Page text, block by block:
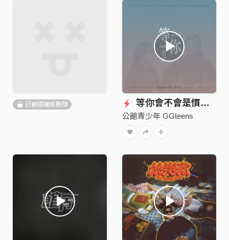
已被隱藏或刪除 等你會不會是慣性 (𝘈𝘤𝘰𝘶𝘴𝘵𝘪𝘤 𝘝𝘦𝘳.)
公館青少年 GGteens